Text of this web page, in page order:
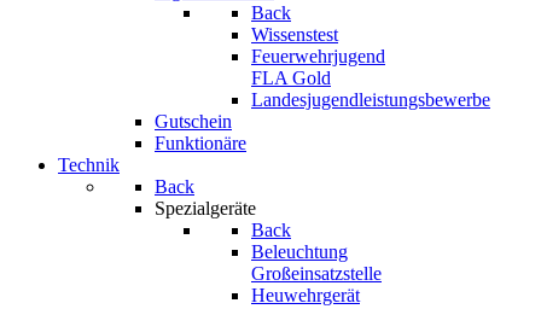
Back
Wissenstest
Feuerwehrjugend
FLA Gold
Landesjugendleistungsbewerbe
Gutschein
Funktionäre
Technik
Back
Spezialgeräte
Back
Beleuchtung
Großeinsatzstelle
Heuwehrgerät